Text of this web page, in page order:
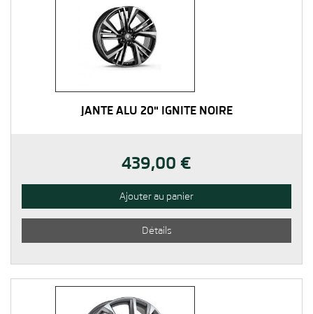
JANTE ALU 20" IGNITE NOIRE
439,00 €
Ajouter au panier
Détails